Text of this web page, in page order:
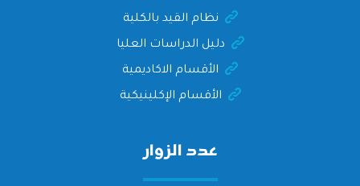
نظام القيد بالكلية
دليل الدراسات العليا
الأقسام الاكاديمية
الأقسام الإكلينيكية
عدد الزوار